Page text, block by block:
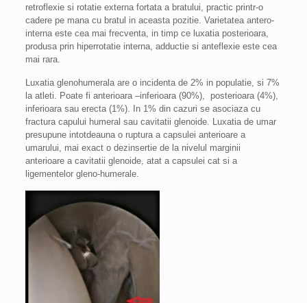
retroflexie si rotatie externa fortata a bratului, practic printr-o
cadere pe mana cu bratul in aceasta pozitie. Varietatea antero-
interna este cea mai frecventa, in timp ce luxatia posterioara,
produsa prin hiperrotatie interna, adductie si anteflexie este cea
mai rara.
Luxatia glenohumerala are o incidenta de 2% in populatie, si 7%
la atleti. Poate fi anterioara –inferioara (90%), posterioara (4%),
inferioara sau erecta (1%). In 1% din cazuri se asociaza cu
fractura capului humeral sau cavitatii glenoide. Luxatia de umar
presupune intotdeauna o ruptura a capsulei anterioare a
umarului, mai exact o dezinsertie de la nivelul marginii
anterioare a cavitatii glenoide, atat a capsulei cat si a
ligementelor gleno-humerale.